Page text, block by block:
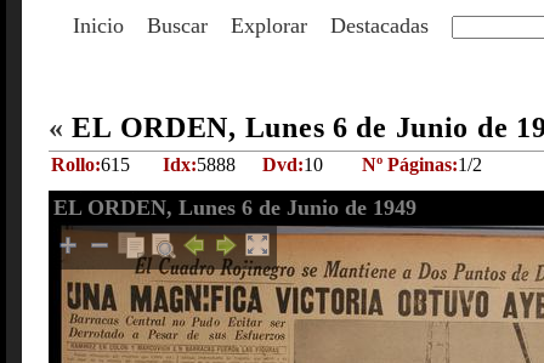
Inicio Buscar Explorar Destacadas
« EL ORDEN, Lunes 6 de Junio de
Rollo:615 Idx:5888 Dvd:10 Nº Páginas:1/2
EL ORDEN, Lunes 6 de Junio de 1949